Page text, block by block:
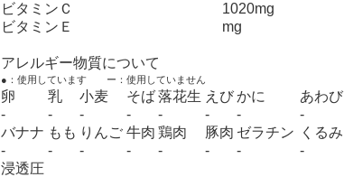
ビタミンＣ
1020mg
ビタミンＥ
mg
アレルギー物質について
●：使用しています ー：使用していません
卵 乳 小麦 そば落花生 えびかに あわび
-
- - - - - - -
バナナ もも りんご 牛肉 鶏肉 豚肉 ゼラチン くるみ
-
- - - - - - -
浸透圧